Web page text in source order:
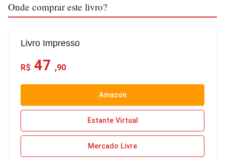
Onde comprar este livro?
Livro Impresso
R$ 47 ,90
Amazon
Estante Virtual
Mercado Livre